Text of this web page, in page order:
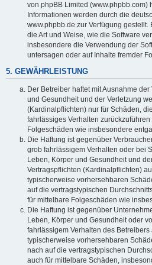
von phpBB Limited (www.phpbb.com)
Informationen werden durch die
www.phpbb.de zur Verfügung
die Art und Weise, wie die Software
insbesondere die Verwendung der
untersagen oder auf Inhalte fremder
5. GEWÄHRLEISTUNG
Der Betreiber haftet mit Ausnahme
und Gesundheit und der Verletzung
(Kardinalpflichten) nur für Schäden,
fahrlässiges Verhalten
Folgeschäden wie insbesondere
Die Haftung ist gegenüber
grob fahrlässigem Verhalten oder bei
Leben, Körper und Gesundheit und
Vertragspflichten (Kardinalpflichten)
typischerweise vorhersehbaren
auf die vertragstypischen
für mittelbare Folgeschäden wie
Die Haftung ist gegenüber
Leben, Körper und Gesundheit oder
fahrlässigem Verhalten des
typischerweise vorhersehbaren
nach auf die vertragstypischen
auch für mittelbare Schäden,